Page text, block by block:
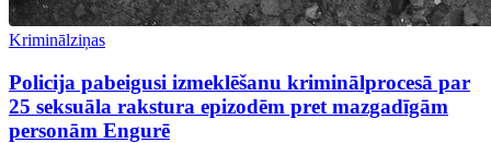
Kriminālziņas
Policija pabeigusi izmeklēšanu kriminālprocesā par
25 seksuāla rakstura epizodēm pret mazgadīgām
personām Engurē